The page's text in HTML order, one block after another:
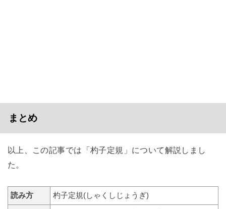
まとめ
以上、この記事では「杓子定規」について解説しまし
た。
読み方 杓子定規(しゃくしじょうぎ)